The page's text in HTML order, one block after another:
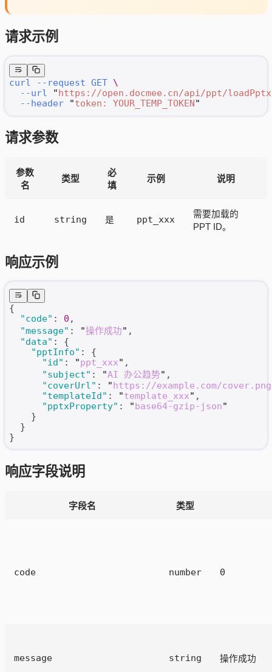
请求示例
curl --request GET \
  --url
"https://open.docmee.cn/api/ppt/
  --header
"token: YOUR_TEMP_TOKEN"
请求参数
参数
名
类型
必
填
示例 说明
id string 是 ppt_xxx
需要加载的
PPT ID。
响应示例
{
  "code"
: 0 ,
  "message"
: "操作成功" ,
  "data"
: {
    "pptInfo"
: {
      "id"
: "ppt_xxx" ,
      "subject"
: "AI 办公趋势" ,
      "coverUrl"
: "https://example.com/cover.png
      "templateId"
: "template_xxx" ,
      "pptxProperty"
: "base64-gzip-json"
    }
  }
}
响应字段说明
字段名 类型
code number 0
message string 操作成功